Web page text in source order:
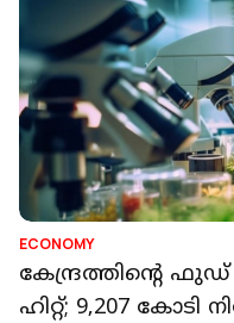
ECONOMY
കേന്ദ്രത്തിന്റെ
ഹിറ്റ്; 9,207 കോടി